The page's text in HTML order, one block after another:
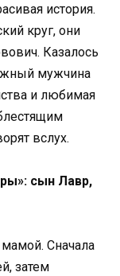
история.
круг, они
Казалось
мужчина
и любимая
вслух.
сын Лавр,
Сначала
затем